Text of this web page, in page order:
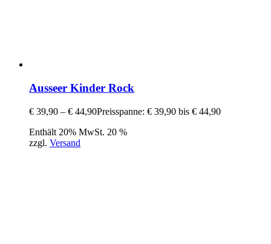
Ausseer Kinder Rock
€ 39,90 – € 44,90Preisspanne: € 39,90 bis € 44,90
Enthält 20% MwSt. 20 %
zzgl. Versand